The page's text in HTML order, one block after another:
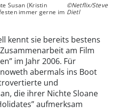
Susan (Kristin
immer gerne im
©Netflix/Steve
Dietl
kennt sie bereits bestens
am Film
im Jahr 2006. Für
abermals ins Boot
und
die ihrer Nichte Sloane
aufmerksam